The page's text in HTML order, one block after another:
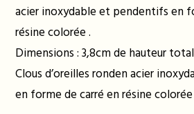
acier inoxydable et pendentifs en
résine colorée .
Dimensions : 3,8cm de hauteur
Clous d’oreilles ronden acier
en forme de carré en résine colorée